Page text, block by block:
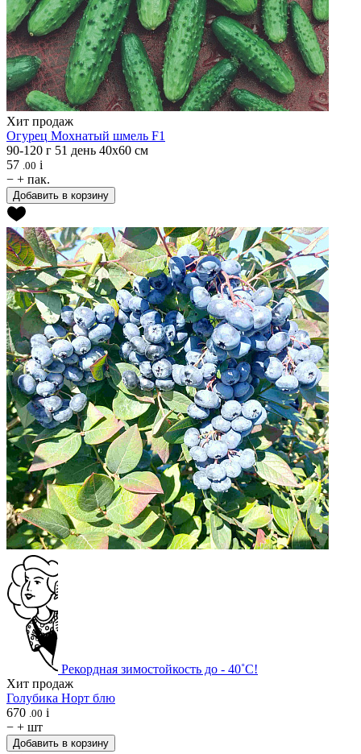
Хит продаж
Огурец Мохнатый шмель F1
90-120 г 51 день 40х60 см
57 .00 i
− + пак.
Добавить в корзину
Рекордная зимостойкость до - 40˚С!
Хит продаж
Голубика Норт блю
670 .00 i
− + шт
Добавить в корзину